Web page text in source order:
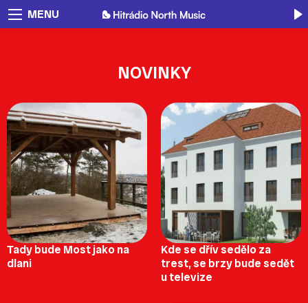
MENU
NOVINKY
Tady bude Most jako na
dlani
Kde se dřív sedělo za
trest, se brzy bude sedět
u televize